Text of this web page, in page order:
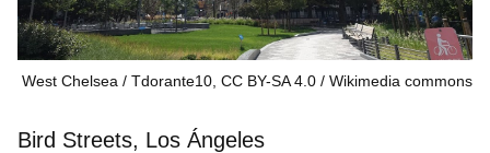
West Chelsea / Tdorante10, CC BY-SA 4.0 Wikimedia commons
Bird Streets, Los Ángeles